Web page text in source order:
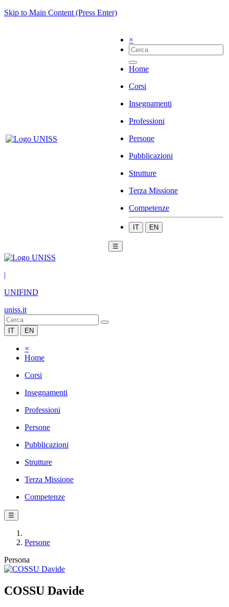
Skip to Main Content (Press Enter)
×
Home
Corsi
Insegnamenti
Professioni
Persone
Pubblicazioni
Strutture
Terza Missione
Competenze
IT EN
☰
|
UNIFIND
uniss.it
IT EN
×
Home
Corsi
Insegnamenti
Professioni
Persone
Pubblicazioni
Strutture
Terza Missione
Competenze
☰
Persone
Persona
COSSU Davide